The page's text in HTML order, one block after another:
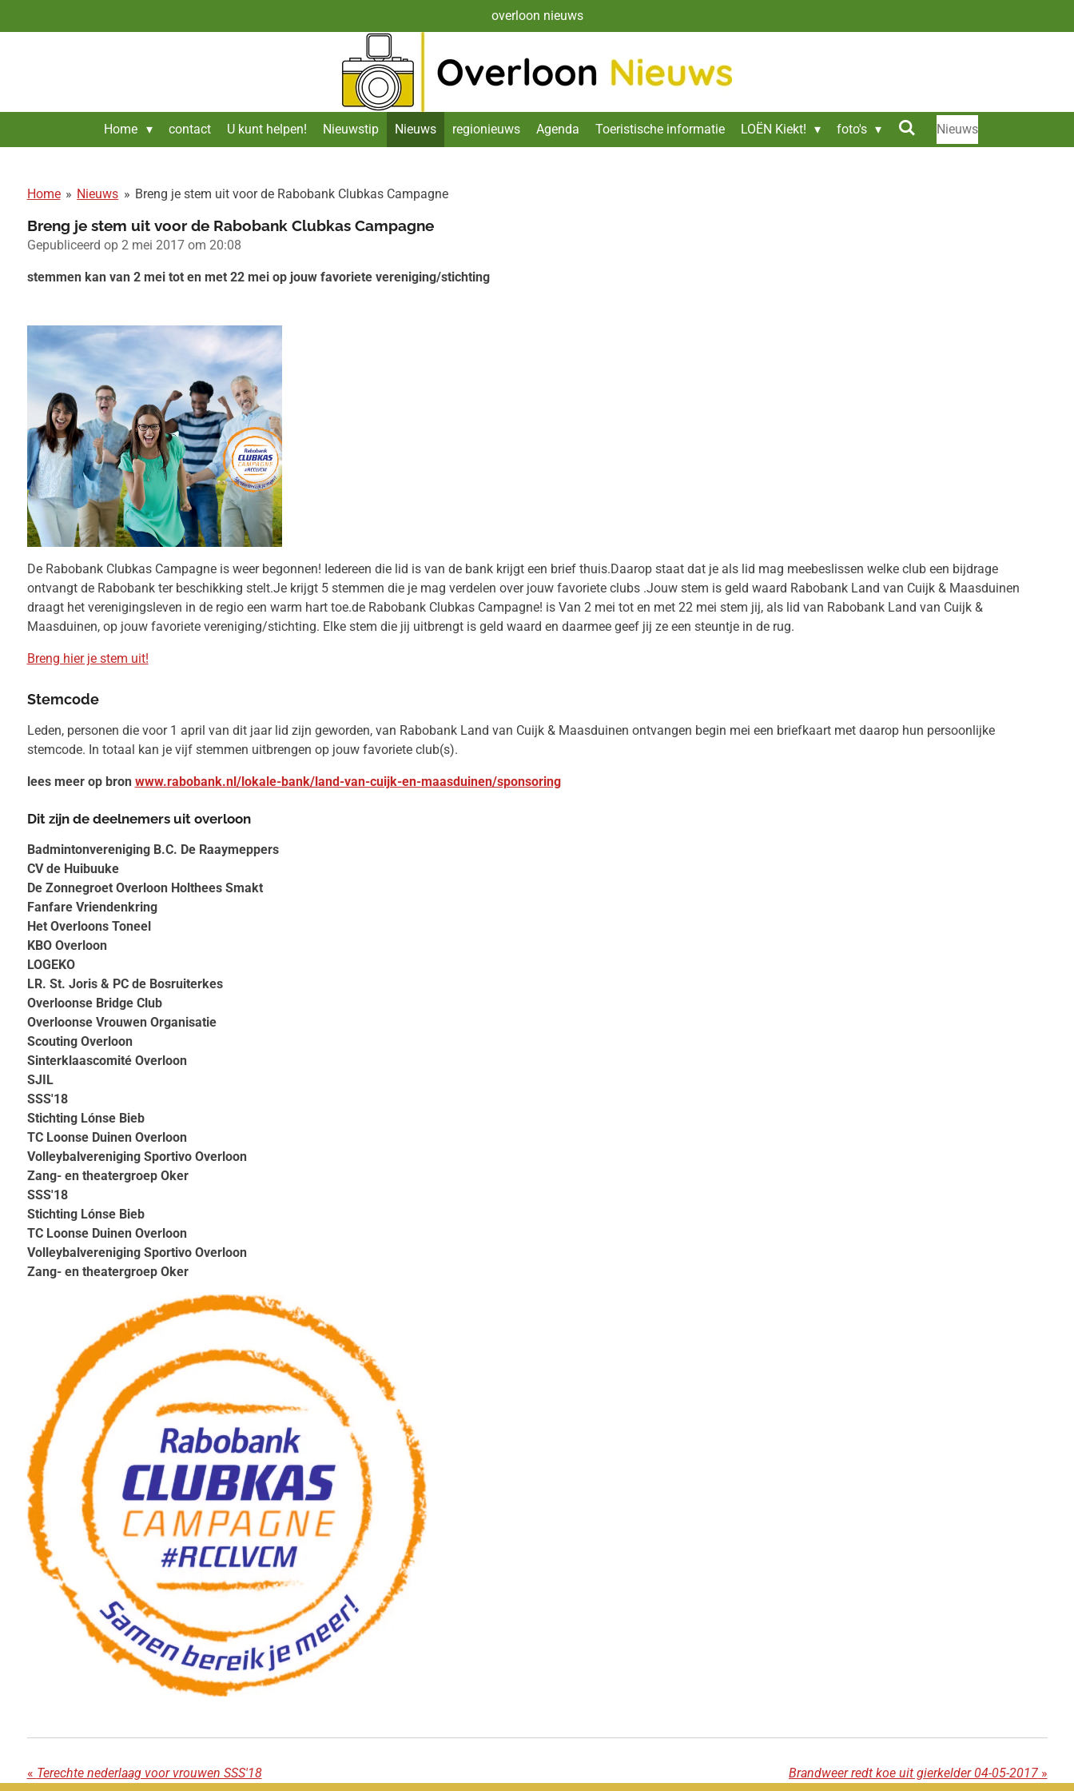
direct
overloon nieuws
Home contact U kunt helpen! Nieuwstip Nieuws regionieuws Agenda Toeristische informatie LOËN Kiekt! foto's Nieuws
Home » Nieuws » Breng je stem uit voor de Rabobank Clubkas Campagne
Breng je stem uit voor de Rabobank Clubkas Campagne
Gepubliceerd op 2 mei 2017 om 20:08
stemmen kan van 2 mei tot en met 22 mei op jouw favoriete vereniging/stichting
De Rabobank Clubkas Campagne is weer begonnen! Iedereen die lid is van de bank krijgt een brief thuis.Daarop staat dat je als lid mag meebeslissen welke club een bijdrage
ontvangt de Rabobank ter beschikking stelt.Je krijgt 5 stemmen die je mag verdelen over jouw favoriete clubs .Jouw stem is geld waard Rabobank Land van Cuijk & Maasduinen
draagt het verenigingsleven in de regio een warm hart toe.de Rabobank Clubkas Campagne! is Van 2 mei tot en met 22 mei stem jij, als lid van Rabobank Land van Cuijk &
Maasduinen, op jouw favoriete vereniging/stichting. Elke stem die jij uitbrengt is geld waard en daarmee geef jij ze een steuntje in de rug.
Breng hier je stem uit!
Stemcode
Leden, personen die voor 1 april van dit jaar lid zijn geworden, van Rabobank Land van Cuijk & Maasduinen ontvangen begin mei een briefkaart met daarop hun persoonlijke
stemcode. In totaal kan je vijf stemmen uitbrengen op jouw favoriete club(s).
lees meer op bron www.rabobank.nl/lokale-bank/land-van-cuijk-en-maasduinen/sponsoring
Dit zijn de deelnemers uit overloon
Badmintonvereniging B.C. De Raaymeppers
CV de Huibuuke
De Zonnegroet Overloon Holthees Smakt
Fanfare Vriendenkring
Het Overloons Toneel
KBO Overloon
LOGEKO
LR. St. Joris & PC de Bosruiterkes
Overloonse Bridge Club
Overloonse Vrouwen Organisatie
Scouting Overloon
Sinterklaascomité Overloon
SJIL
SSS'18
Stichting Lónse Bieb
TC Loonse Duinen Overloon
Volleybalvereniging Sportivo Overloon
Zang- en theatergroep Oker
SSS'18
Stichting Lónse Bieb
TC Loonse Duinen Overloon
Volleybalvereniging Sportivo Overloon
Zang- en theatergroep Oker
« Terechte nederlaag voor vrouwen SSS'18 Brandweer redt koe uit gierkelder 04-05-2017»